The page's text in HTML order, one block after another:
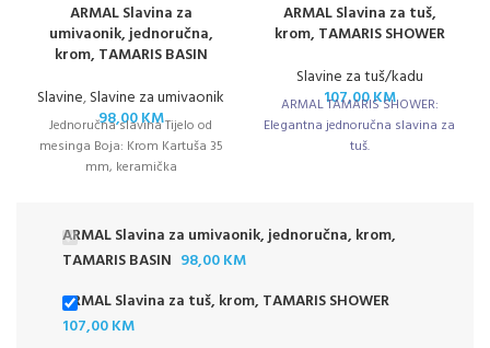
ARMAL Slavina za
umivaonik, jednoručna,
krom, TAMARIS BASIN
Slavine,Slavine za umivaonik
98,00KM
Jednoručna slavina Tijelo od
mesinga Boja: Krom Kartuša 35
mm, keramička
ARMAL Slavina za tuš,
krom, TAMARIS SHOWER
Slavine za tuš/kadu
107,00KM
ARMAL TAMARIS SHOWER:
Elegantna jednoručna slavina za
tuš.
ARMAL Slavina za umivaonik, jednoručna, krom,
TAMARIS BASIN 98,00KM
ARMAL Slavina za tuš, krom, TAMARIS SHOWER
107,00KM